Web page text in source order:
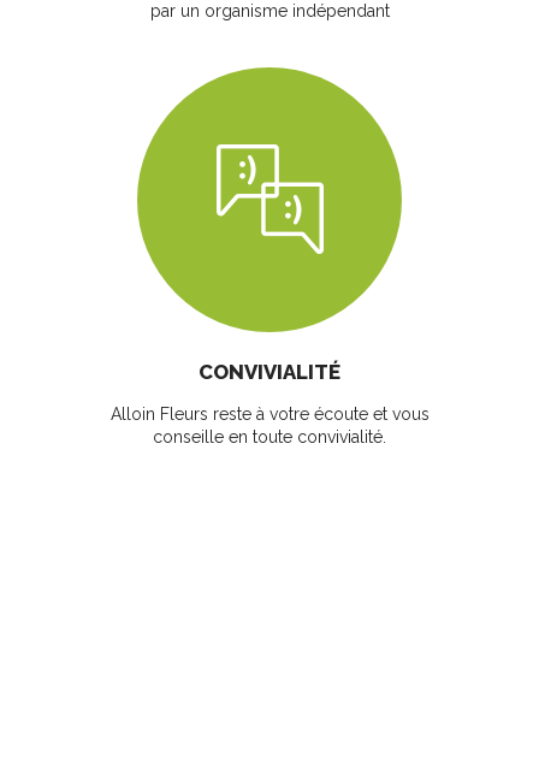
par un organisme indépendant
CONVIVIALITÉ
Alloin Fleurs reste à votre écoute et vous
conseille en toute convivialité.